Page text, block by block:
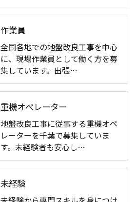
作業員
全国各地での地盤改良工事を中心
に、現場作業員として働く方を募
集しています。出張…
重機オペレーター
地盤改良工事に従事する重機オペ
レーターを千葉で募集していま
す。未経験者も安心し…
未経験